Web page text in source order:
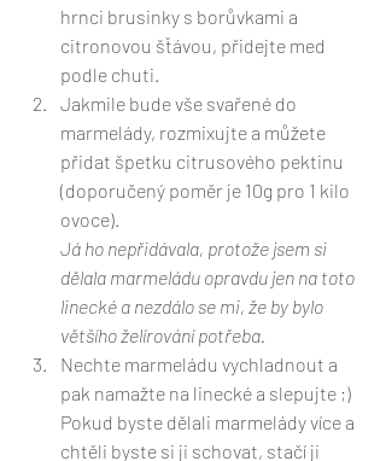
hrnci brusinky s borůvkami a
citronovou šťávou, přidejte med
podle chuti.
Jakmile bude vše svařené do
marmelády, rozmixujte a můžete
přidat špetku citrusového pektinu
(doporučený poměr je 10g pro 1 kilo
ovoce).
Já ho nepřidávala, protože jsem si
dělala marmeládu opravdu jen na toto
linecké a nezdálo se mi, že by bylo
většího želírování potřeba.
Nechte marmeládu vychladnout a
pak namažte na linecké a slepujte ;)
Pokud byste dělali marmelády více a
chtěli byste si ji schovat, stačí ji